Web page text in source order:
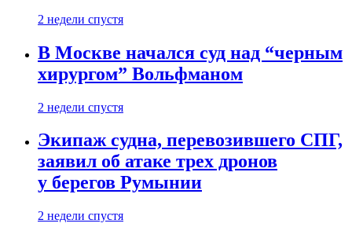
2 недели спустя
В Москве начался суд над “черным
хирургом” Вольфманом
2 недели спустя
Экипаж судна, перевозившего СПГ,
заявил об атаке трех дронов
у берегов Румынии
2 недели спустя